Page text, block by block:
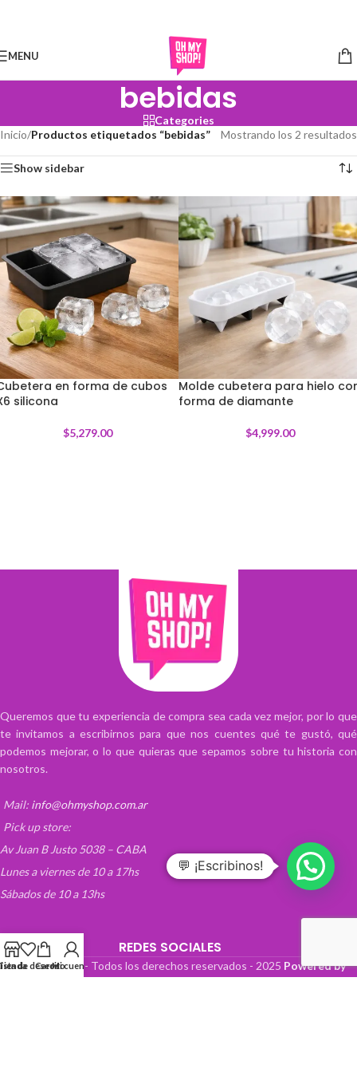
MENU
bebidas
Categories
Inicio/Productos etiquetados “bebidas” Mostrando los 2 resultados
Show sidebar
en forma de cubos
silicona
$5,279.00
Molde cubetera para hielo
forma de diamante
$4,999.00
Queremos que tu experiencia de compra sea cada vez mejor, por lo que
te invitamos a escribirnos para que nos cuentes qué te gustó, qué
podemos mejorar, o lo que quieras que sepamos sobre tu historia con
nosotros.
Mail: info@ohmyshop.com.ar
Pick up store:
Av Juan B Justo 5038 – CABA
Lunes a viernes de 10 a 17hs
Sábados de 10 a 13hs
REDES SOCIALES
OhMyTienda! - Todos los derechos reservados - 2025 Powered by
de deseos
CarritoMi cuenta
💬 ¡Escribinos!